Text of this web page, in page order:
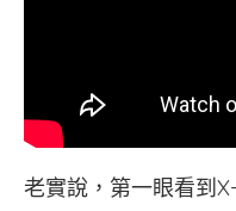
老實說，第一眼看到